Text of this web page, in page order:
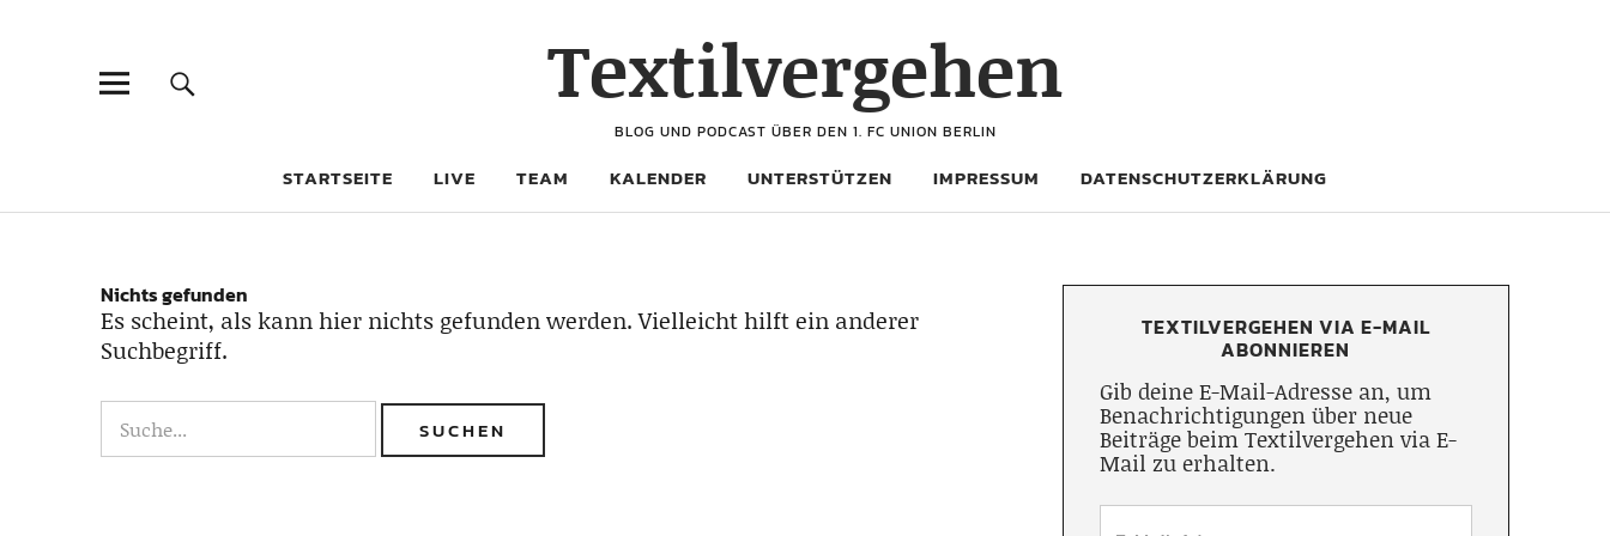
Textilvergehen
BLOG UND PODCAST ÜBER DEN 1. FC UNION BERLIN
STARTSEITE LIVE TEAM KALENDER UNTERSTÜTZEN IMPRESSUM DATENSCHUTZERKLÄRUNG
Nichts gefunden
Es scheint, als kann hier nichts gefunden werden. Vielleicht hilft ein anderer
Suchbegriff.
TEXTILVERGEHEN VIA E-MAIL
ABONNIEREN
Gib deine E-Mail-Adresse an, um
Benachrichtigungen über neue
Beiträge beim Textilvergehen via E-
Mail zu erhalten.